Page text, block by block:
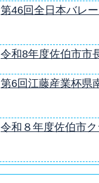
第46回全日本バレ
令和8年度佐伯市市
第6回江藤産業杯県
令和８年度佐伯市